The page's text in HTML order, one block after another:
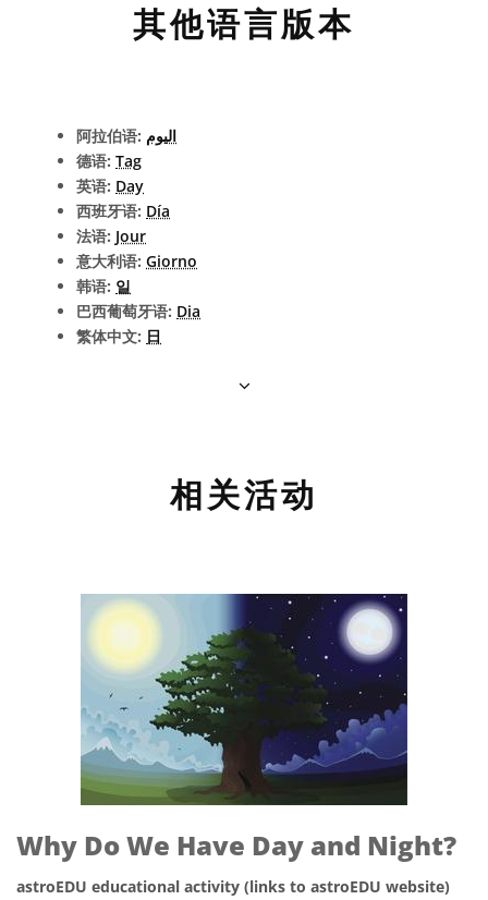
其他语言版本
阿拉伯语: اليوم
德语: Tag
英语: Day
西班牙语: Día
法语: Jour
意大利语: Giorno
韩语: 일
巴西葡萄牙语: Dia
繁体中文: 日
相关活动
Why Do We Have Day and Night?
astroEDU educational activity (links to astroEDU website)